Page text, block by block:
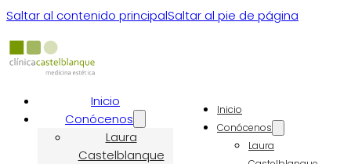
Saltar al contenido principalSaltar al pie de página
Inicio
Conócenos
Laura
Castelblanque
Inicio
Conócenos
Laura